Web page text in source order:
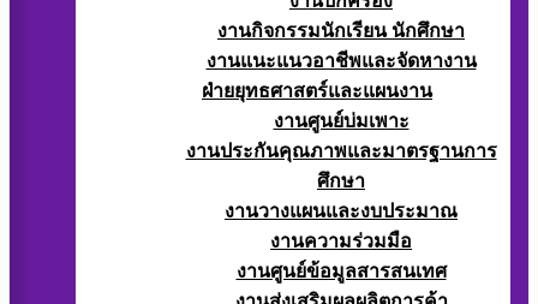
งานกิจกรรมนักเรียน นักศึกษา
งานแนะแนวอาชีพและจัดหางาน
ฝ่ายยุทธศาสตร์และแผนงาน
งานศูนย์บ่มเพาะ
งานประกันคุณภาพและมาตรฐานการ
ศึกษา
งานวางแผนและงบประมาณ
งานความร่วมมือ
งานศูนย์ข้อมูลสารสนเทศ